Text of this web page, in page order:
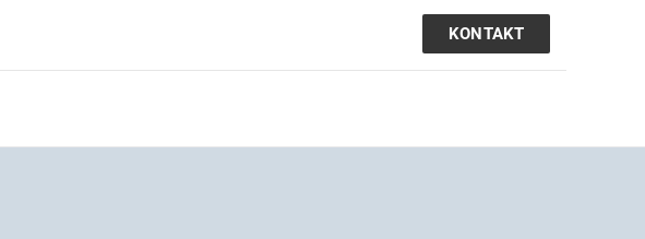
KONTAKT